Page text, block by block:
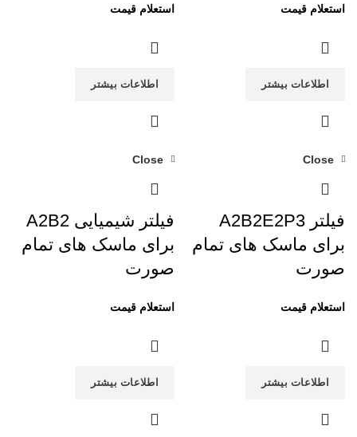
اطلاعات بیشتر اطلاعات بیشتر
Close
فیلتر A2B2E2P3
برای ماسک های تمام
صورت
اطلاعات بیشتر
Close
فیلتر شیمیایی A2B2
برای ماسک های تمام
صورت
اطلاعات بیشتر